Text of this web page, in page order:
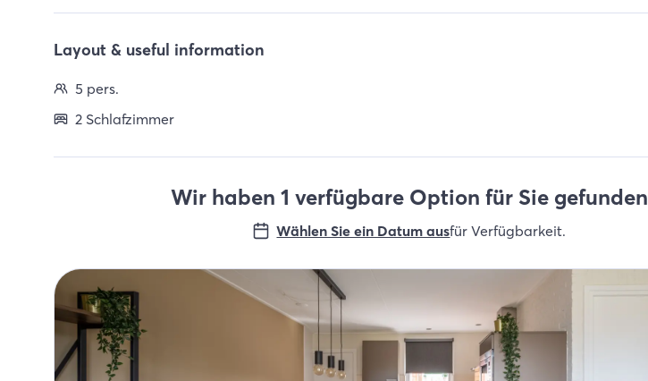
Layout & useful information
5 pers.
2 Schlafzimmer
Wir haben 1 verfügbare Option für Sie gefunden
Wählen Sie ein Datum ausfür Verfügbarkeit.